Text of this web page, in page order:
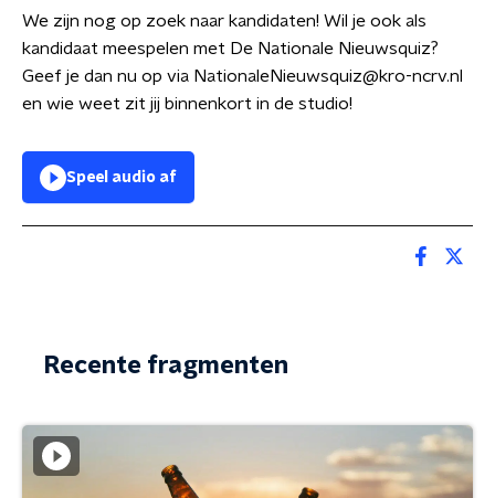
We zijn nog op zoek naar kandidaten! Wil je ook als
kandidaat meespelen met De Nationale Nieuwsquiz?
Geef je dan nu op via NationaleNieuwsquiz@kro-ncrv.nl
en wie weet zit jij binnenkort in de studio!
Speel audio af
Recente fragmenten